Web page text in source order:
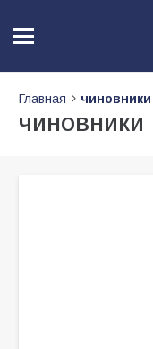
Главная чиновники
чиновники